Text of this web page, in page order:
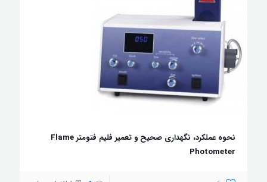
نحوه عملکرد، نگهداری صحیح و تعمیر فلیم فتومتر Flame
Photometer